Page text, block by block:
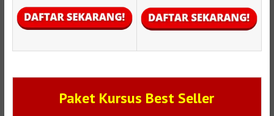
Paket Kursus Best Seller